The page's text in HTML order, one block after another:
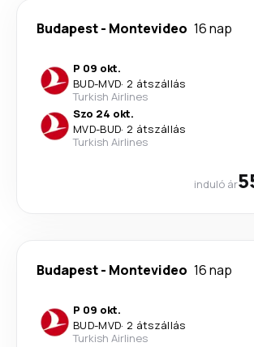
Budapest- Montevideo 16 nap
P 09 okt.
BUD-MVD· 2 átszállás
Turkish Airlines
Szo 24 okt.
MVD-BUD· 2 átszállás
Turkish Airlines
induló ár
Budapest- Montevideo 16 nap
P 09 okt.
BUD-MVD· 2 átszállás
Turkish Airlines